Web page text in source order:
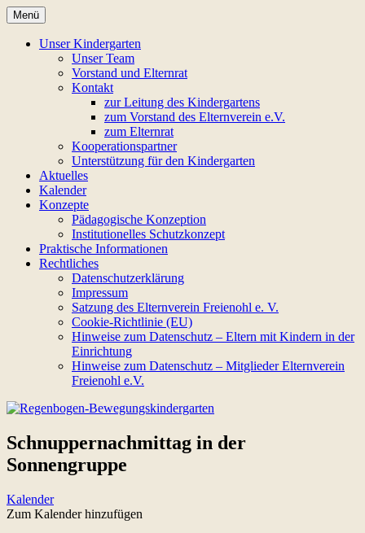
Zum
Inhalt
springen
Regenbogen-
Bewegungskindergarten
Menü
Unser Kindergarten
Unser Team
Vorstand und Elternrat
Kontakt
zur Leitung des Kindergartens
zum Vorstand des Elternverein e.V.
zum Elternrat
Kooperationspartner
Unterstützung für den Kindergarten
Aktuelles
Kalender
Konzepte
Pädagogische Konzeption
Institutionelles Schutzkonzept
Praktische Informationen
Rechtliches
Datenschutzerklärung
Impressum
Satzung des Elternverein Freienohl e. V.
Cookie-Richtlinie (EU)
Hinweise zum Datenschutz – Eltern mit Kindern in der
Einrichtung
Hinweise zum Datenschutz – Mitglieder Elternverein
Freienohl e.V.
Schnuppernachmittag in der
Sonnengruppe
Kalender
Zum Kalender hinzufügen